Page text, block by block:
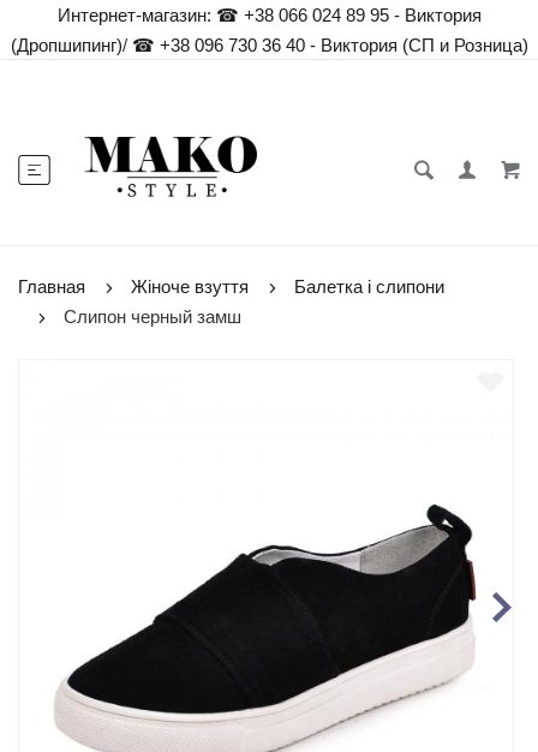
Интернет-магазин: ☎ +38 066 024 89 95 - Виктория
(Дропшипинг)/☎ +38 096 730 36 40 - Виктория (СП и Розница)
Главная Жіноче взуття
Балетка і слипони
Слипон черный замш